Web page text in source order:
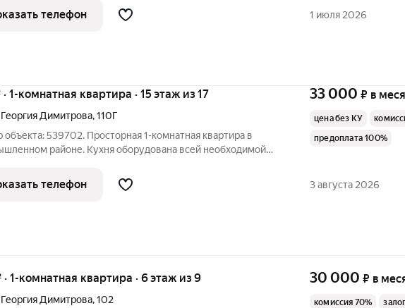
в коридоре есть вместительная гардеробная. Установлен
телефон 1 июля 2026
· 1-комнатная квартира · 15 этаж из 17
Димитрова,110Г
539702. Просторная 1-комнатная квартира в
районе. Кухня оборудована всей необходимой
в сторону Волги. В спальне: полноразмерная двуспальная
33 000 ₽ в
цена без КУ
предоплата 100%
телефон 3 августа 2026
· 1-комнатная квартира · 6 этаж из 9
Димитрова,102
30 000 ₽ в
комиссия 70% залог